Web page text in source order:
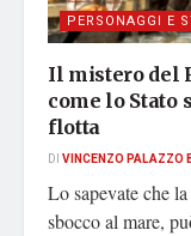
PERSONAGGI E
Il mistero del
come lo Stato
flotta
DI VINCENZO PALAZZO
Lo sapevate che
sbocco al mare,